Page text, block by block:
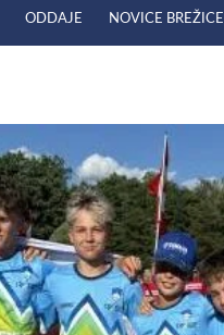
ODDAJE NOVICE BREŽICE